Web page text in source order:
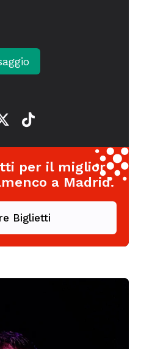
per il miglior
a Madrid.
Biglietti